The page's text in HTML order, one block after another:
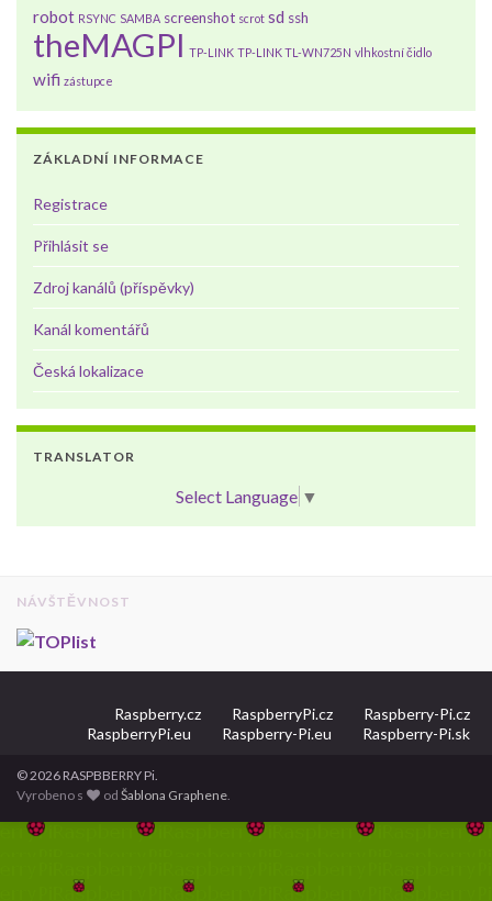
robot RSYNC SAMBA screenshot scrot sd ssh
theMAGPI TP-LINK TP-LINK TL-WN725N vlhkostní čidlo
wifi zástupce
ZÁKLADNÍ INFORMACE
Registrace
Přihlásit se
Zdroj kanálů (příspěvky)
Kanál komentářů
Česká lokalizace
TRANSLATOR
Select Language ▼
NÁVŠTĚVNOST
Raspberry.cz RaspberryPi.cz
Raspberry-Pi.cz
RaspberryPi.eu
Raspberry-Pi.eu Raspberry-Pi.sk
© 2026 RASPBBERRY Pi.
Vyrobeno s
odŠablona Graphene.